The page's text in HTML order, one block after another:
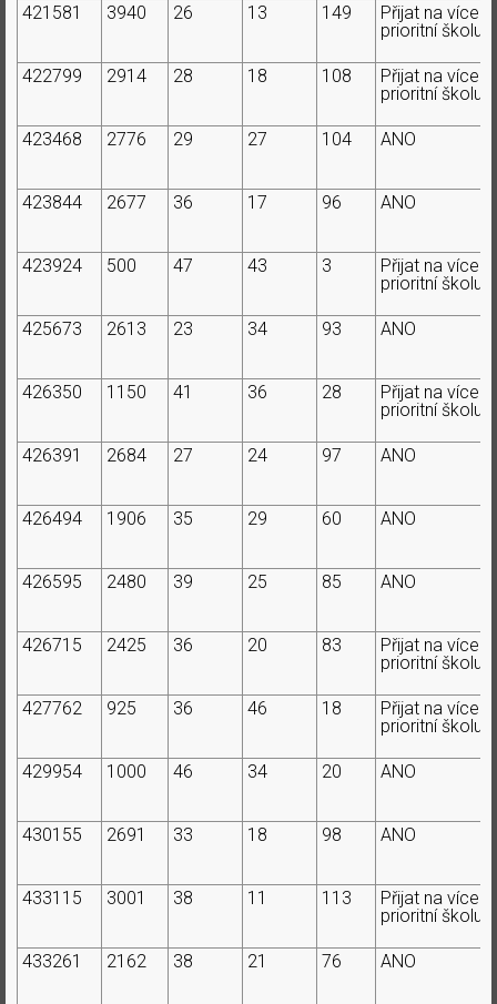
421581
3940 26 13 149
Přijat na více
prioritní školu
422799
2914 28 18 108
Přijat na více
prioritní školu
423468
2776 29 27 104 ANO
423844
2677 36 17 96 ANO
423924
500 47 43 3
Přijat na více
prioritní školu
425673
2613 23 34 93 ANO
426350
1150 41 36 28
Přijat na více
prioritní školu
426391
2684 27 24 97 ANO
426494
1906 35 29 60 ANO
426595
2480 39 25 85 ANO
426715
2425 36 20 83
Přijat na více
prioritní školu
427762
925 36 46 18
Přijat na více
prioritní školu
429954
1000 46 34 20 ANO
430155
2691 33 18 98 ANO
433115
3001 38 11 113
Přijat na více
prioritní školu
433261
2162 38 21 76 ANO